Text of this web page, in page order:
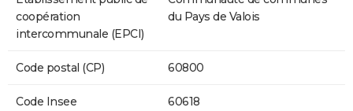
coopération
intercommunale (EPCI)
du Pays de Valois
Code postal (CP) 60800
Code Insee 60618